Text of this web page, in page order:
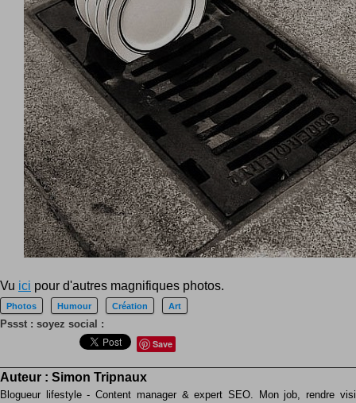
Vu ici pour d'autres magnifiques photos.
Photos Humour Création Art
Pssst : soyez social :
Save
Auteur : Simon Tripnaux
Blogueur lifestyle - Content manager & expert SEO. Mon job, rendre